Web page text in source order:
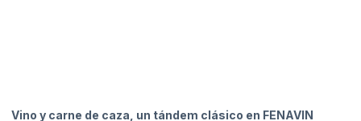
Vino y carne de caza, un tándem clásico en FENAVIN